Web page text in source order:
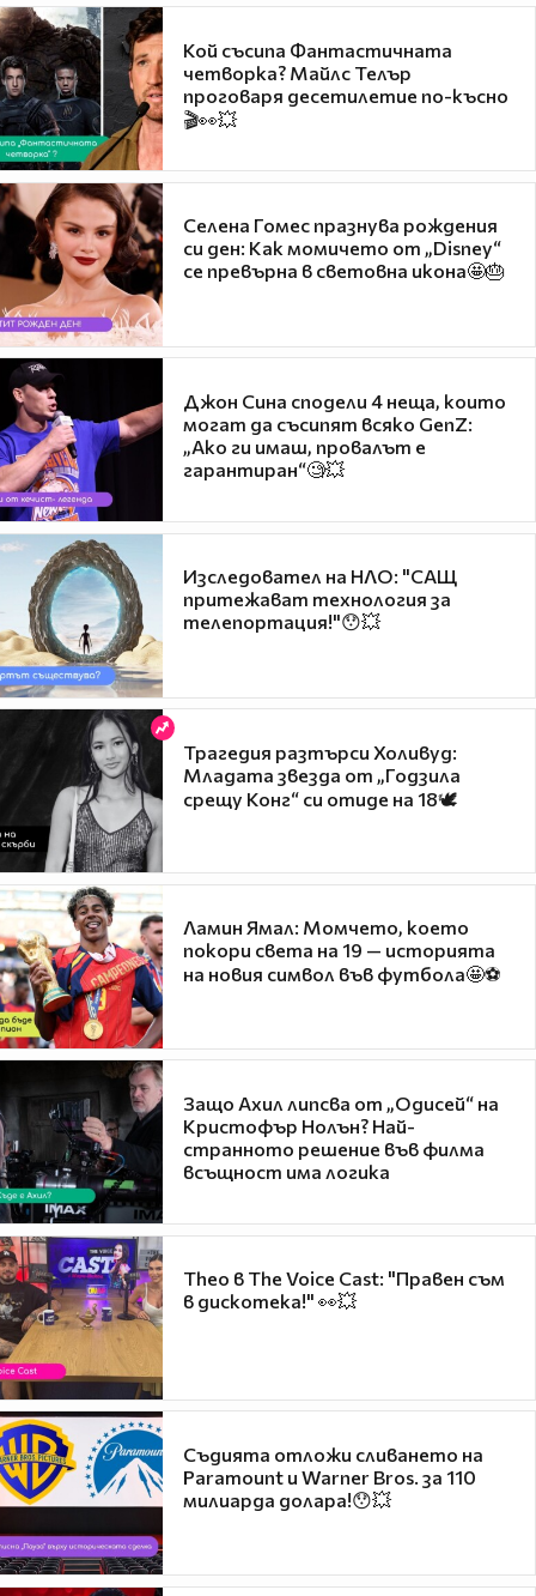
Кой съсипа Фантастичната
четворка? Майлс Телър
проговаря десетилетие по-късно
🎬👀💥
Селена Гомес празнува рождения
си ден: Как момичето от „Disney“
се превърна в световна икона🤩🎂
Джон Сина сподели 4 неща, които
могат да съсипят всяко GenZ:
„Ако ги имаш, провалът е
гарантиран“🧐💥
Изследовател на НЛО: "САЩ
притежават технология за
телепортация!"😯💥
Трагедия разтърси Холивуд:
Младата звезда от „Годзила
срещу Конг“ си отиде на 18🕊️
Ламин Ямал: Момчето, което
покори света на 19 — историята
на новия символ във футбола🤩⚽
Защо Ахил липсва от „Одисей“ на
Кристофър Нолън? Най-
странното решение във филма
всъщност има логика
Theo в The Voice Cast: "Правен съм
в дискотека!" 👀💥
Съдията отложи сливането на
Paramount и Warner Bros. за 110
милиарда долара!😯💥